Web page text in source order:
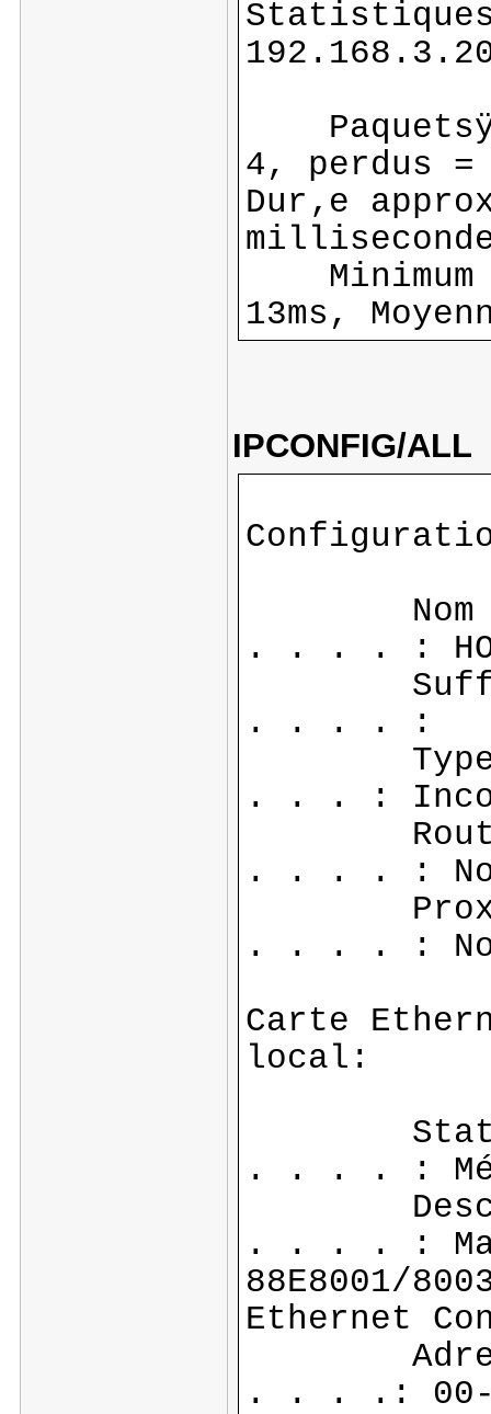
4, perdus
Dur‚e
Minimum =
13ms,
IPCONFIG/ALL
Nom
. . . . :
Suffixe
. . . . :
Type
. . . :
. . . . :
Proxy
. . . . :
Carte
local:
Statut
. . . . :
. . . . :
88E8001/
Ethernet
. . . .: 00-